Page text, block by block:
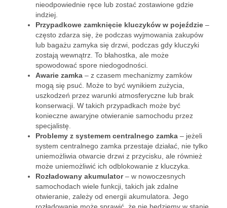
nieodpowiednie ręce lub zostać zostawione gdzie
indziej.
Przypadkowe zamknięcie kluczyków w pojeździe –
często zdarza się, że podczas wyjmowania zakupów
lub bagażu zamyka się drzwi, podczas gdy kluczyki
zostają wewnątrz. To błahostka, ale może
spowodować spore niedogodności.
Awarie zamka – z czasem mechanizmy zamków
mogą się psuć. Może to być wynikiem zużycia,
uszkodzeń przez warunki atmosferyczne lub brak
konserwacji. W takich przypadkach może być
konieczne awaryjne otwieranie samochodu przez
specjalistę.
Problemy z systemem centralnego zamka – jeżeli
system centralnego zamka przestaje działać, nie tylko
uniemożliwia otwarcie drzwi z przycisku, ale również
może uniemożliwić ich odblokowanie z kluczyka.
Rozładowany akumulator– w nowoczesnych
samochodach wiele funkcji, takich jak zdalne
otwieranie, zależy od energii akumulatora. Jego